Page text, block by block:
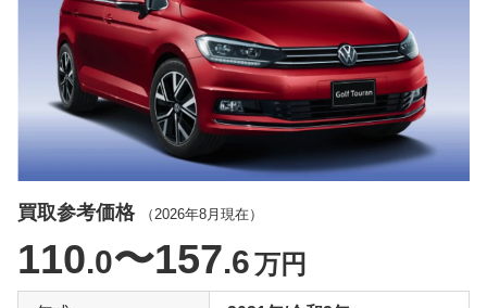
買取参考価格 （ 2026年8月 現在）
110.0〜157.6万円